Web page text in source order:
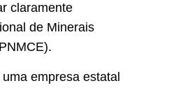
claramente
de Minerais
empresa estatal